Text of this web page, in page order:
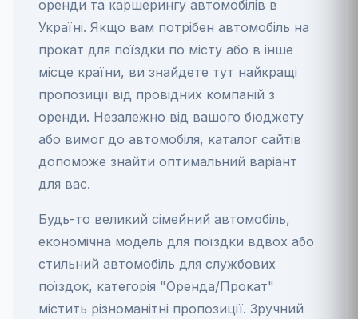
оренди та каршерингу автомобілів в
Україні. Якщо вам потрібен автомобіль на
прокат для поїздки по місту або в інше
місце країни, ви знайдете тут найкращі
пропозиції від провідних компаній з
оренди. Незалежно від вашого бюджету
або вимог до автомобіля, каталог сайтів
допоможе знайти оптимальний варіант
для вас.
Будь-то великий сімейний автомобіль,
економічна модель для поїздки вдвох або
стильний автомобіль для службових
поїздок, категорія "Оренда/Прокат"
містить різноманітні пропозиції. Зручний